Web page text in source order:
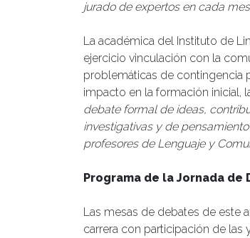
jurado de expertos en cada
La académica del Instituto de
ejercicio vinculación con la
problemáticas de contingencia
impacto en la formación inicial,
debate formal de ideas,
investigativas y de
profesores de Lenguaje y
Programa de la Jornada de
Las mesas de debates de este
carrera con participación de las